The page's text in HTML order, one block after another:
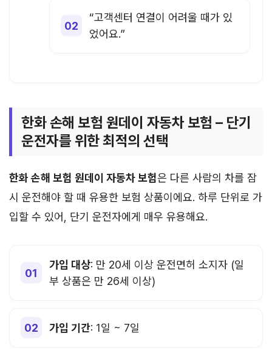
“고객센터 연결이 어려울 때가 있
었어요.”
한화 손해 보험 원데이 자동차 보험 – 단기
운전자를 위한 최적의 선택
한화 손해 보험 원데이 자동차 보험은 다른 사람의 차를 잠
시 운전해야 할 때 유용한 보험 상품이에요. 하루 단위로 가
입할 수 있어, 단기 운전자에게 매우 유용해요.
가입 대상: 만 20세 이상 운전면허 소지자 (일
부 상품은 만 26세 이상)
가입 기간: 1일 ~ 7일